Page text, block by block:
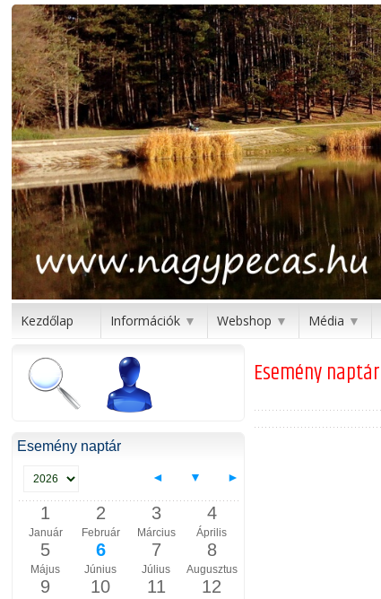
Kezdőlap Információk ▼ Webshop ▼ Média ▼
Esemény naptár
◄ ▼ ►
1
Január
2
Február
3
Március
4
Április
5
Május
6
Június
7
Július
8
Augusztus
9 10 11 12
Esemény naptár